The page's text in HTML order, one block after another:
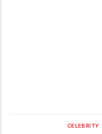
CELEBRITY